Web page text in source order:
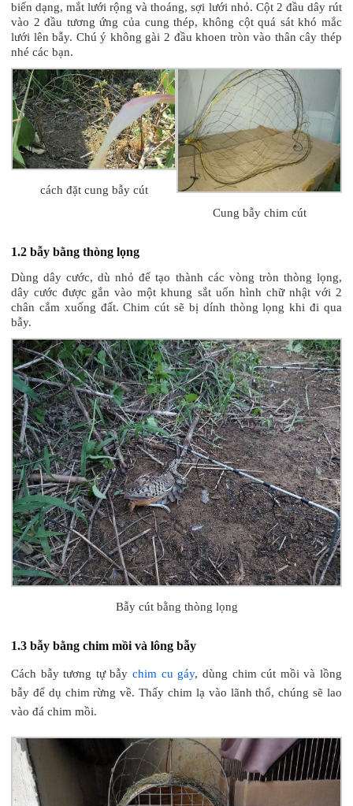
biến dạng, mắt lưới rộng và thoáng, sợi lưới nhỏ. Cột 2 đầu dây rút
vào 2 đầu tương ứng của cung thép, không cột quá sát khó mắc
lưới lên bẫy. Chú ý không gài 2 đầu khoen tròn vào thân cây thép
nhé các bạn.
cách đặt cung bẫy cút
Cung bẫy chim cút
1.2 bẫy bằng thòng lọng
Dùng dây cước, dù nhỏ để tạo thành các vòng tròn thòng lọng,
dây cước được gắn vào một khung sắt uốn hình chữ nhật với 2
chân cắm xuống đất. Chim cút sẽ bị dính thòng lọng khi đi qua
bẫy.
Bẫy cút bằng thòng lọng
1.3 bẫy bằng chim mồi và lông bẫy
Cách bẫy tương tự bẫychim cu gáy, dùng chim cút mồi và lồng
bẫy để dụ chim rừng về. Thấy chim lạ vào lãnh thổ, chúng sẽ lao
vào đá chim mồi.